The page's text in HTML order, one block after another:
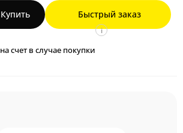
Купить Быстрый заказ
на счет в случае покупки
i